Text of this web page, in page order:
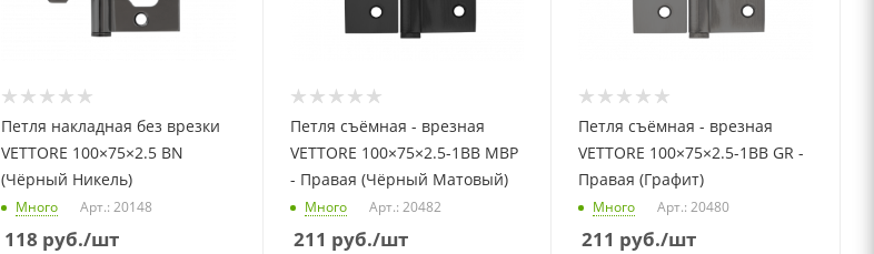
Петля накладная без врезки
VETTORE 100×75×2.5 BN
(Чёрный Никель)
Много Арт.: 20148
118 руб./шт
Петля съёмная - врезная
VETTORE 100×75×2.5-1BB MBP
- Правая (Чёрный Матовый)
Много Арт.: 20482
211 руб./шт
Петля съёмная - врезная
VETTORE 100×75×2.5-1BB GR -
Правая (Графит)
Много Арт.: 20480
211 руб./шт